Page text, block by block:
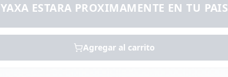
YAXA ESTARA PROXIMAMENTE EN TU PAIS
Agregar al carrito